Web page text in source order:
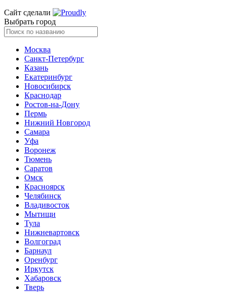
Сайт сделали
Выбрать город
Москва
Санкт-Петербург
Казань
Екатеринбург
Новосибирск
Краснодар
Ростов-на-Дону
Пермь
Нижний Новгород
Самара
Уфа
Воронеж
Тюмень
Саратов
Омск
Красноярск
Челябинск
Владивосток
Мытищи
Тула
Нижневартовск
Волгоград
Барнаул
Оренбург
Иркутск
Хабаровск
Тверь